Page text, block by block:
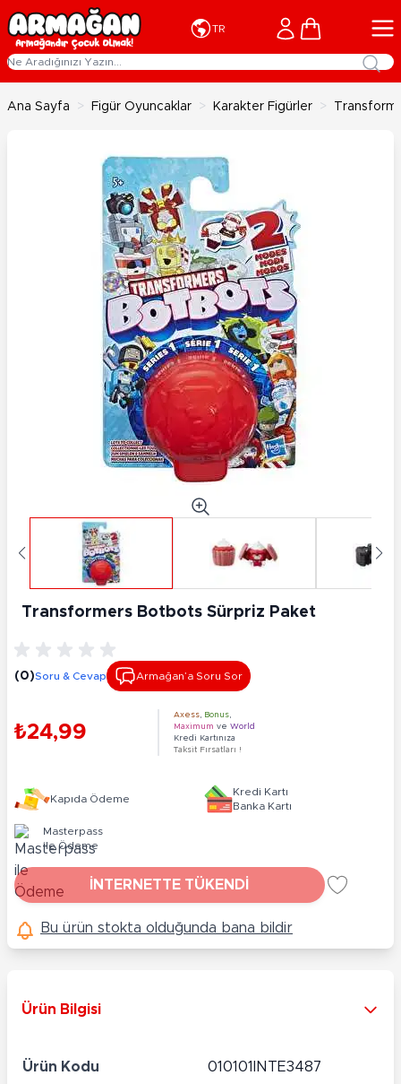
İçeriğe geç
TR Cart
Ana Sayfa > Figür Oyuncaklar > Karakter Figürler >
Transformers Botbots Sürpriz Paket
(0)Soru & Cevap Armağan’a Soru Sor
₺24,99
Axess Bonus
Maximum ve World
Kredi Kartınıza
Taksit Fırsatları !
Kapıda Ödeme
Kredi Kartı
Banka Kartı
Masterpass
ile Ödeme
İNTERNETTE TÜKENDİ
Bu ürün stokta olduğunda bana bildir
Ürün Bilgisi
Ürün Kodu 010101INTE3487